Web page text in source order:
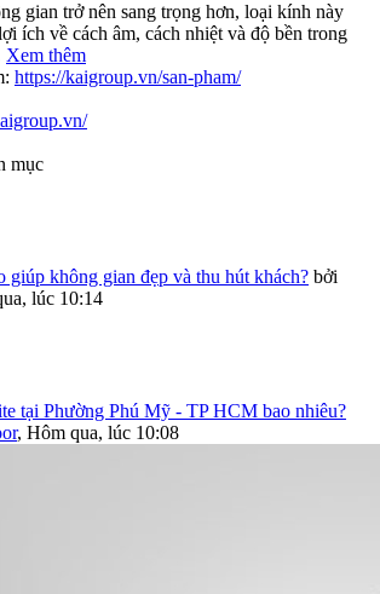
gian trở nên sang trọng hơn, loại kính này
ích về cách âm, cách nhiệt và độ bền trong
Xem thêm
https://kaigroup.vn/san-pham/
mục
giúp không gian đẹp và thu hút khách? bởi
lúc 10:14
tại Phường Phú Mỹ - TP HCM bao nhiêu?
, Hôm qua, lúc 10:08